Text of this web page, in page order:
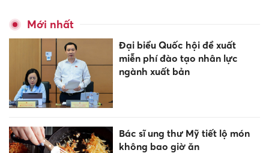
Mới nhất
Đại biểu Quốc hội đề xuất
miễn phí đào tạo nhân lực
ngành xuất bản
Bác sĩ ung thư Mỹ tiết lộ món
không bao giờ ăn